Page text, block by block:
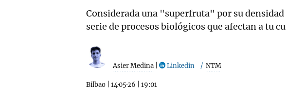
Considerada una "superfruta" por su
serie de procesos biológicos que afectan a tu
Asier Medina Linkedin NTM
Bilbao 14·05·26 19:01